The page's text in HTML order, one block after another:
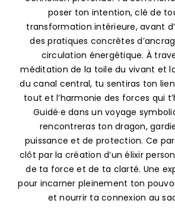
transformation intérieure, avant
des pratiques concrètes
circulation énergétique. À
méditation de la toile du vivant et
du canal central, tu sentiras ton lien
tout et l’harmonie des forces qui
Guidé·e dans un voyage
rencontreras ton dragon,
puissance et de protection. Ce
clôt par la création d’un élixir
de ta force et de ta clarté. Une
pour incarner pleinement ton
et nourrir ta connexion au